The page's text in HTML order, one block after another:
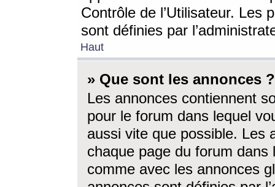
Contrôle de l’Utilisateur. Les
sont définies par
Haut
» Que sont les annonces ?
Les annonces contiennent
pour le forum dans lequel
aussi vite que possible. Les
chaque page du forum dans
comme avec les annonces